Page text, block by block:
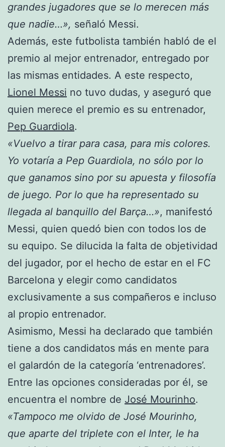
grandes jugadores que se lo merecen más
que nadie…», señaló Messi.
Además, este futbolista también habló de el
premio al mejor entrenador, entregado por
las mismas entidades. A este respecto,
Lionel Messi no tuvo dudas, y aseguró que
quien merece el premio es su entrenador,
Pep Guardiola.
«Vuelvo a tirar para casa, para mis colores.
Yo votaría a Pep Guardiola, no sólo por lo
que ganamos sino por su apuesta y filosofía
de juego. Por lo que ha representado su
llegada al banquillo del Barça…», manifestó
Messi, quien quedó bien con todos los de
su equipo. Se dilucida la falta de objetividad
del jugador, por el hecho de estar en el FC
Barcelona y elegir como candidatos
exclusivamente a sus compañeros e incluso
al propio entrenador.
Asimismo, Messi ha declarado que también
tiene a dos candidatos más en mente para
el galardón de la categoría ‘entrenadores’.
Entre las opciones consideradas por él, se
encuentra el nombre de José Mourinho.
«Tampoco me olvido de José Mourinho,
que aparte del triplete con el Inter, le ha